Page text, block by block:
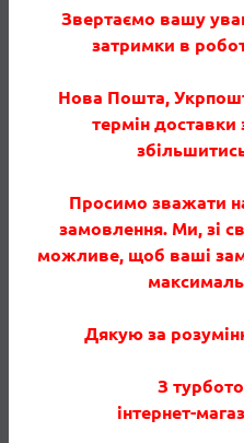
котів
• Текстура желе
• Оптимальний для
М’ясо та продукти
продукти рослинного
мінеральні речовини,
Характеристики
Звертаємо вашу
затримки в
Нова Пошта,
термін
Просимо зважати
замовлення. Ми, зі
можливе, щоб ваші
Дякую за
З
інтернет-